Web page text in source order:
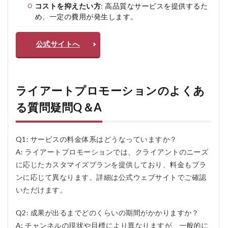
コストを抑えたい方: 高品質なサービスを提供するた
め、一定の費用が発生します。
公式サイトへ
ライアートプロモーションのよくあ
る質問疑問Q＆A
Q1: サービスの料金体系はどうなっていますか？
A: ライアートプロモーションでは、クライアントのニーズ
に応じたカスタマイズプランを提供しており、料金もプラ
ンに応じて異なります。詳細は公式ウェブサイトでご確認
いただけます。
Q2: 成果が出るまでどのくらいの期間がかかりますか？
A: チャンネルの現状や目標により異なりますが、一般的に